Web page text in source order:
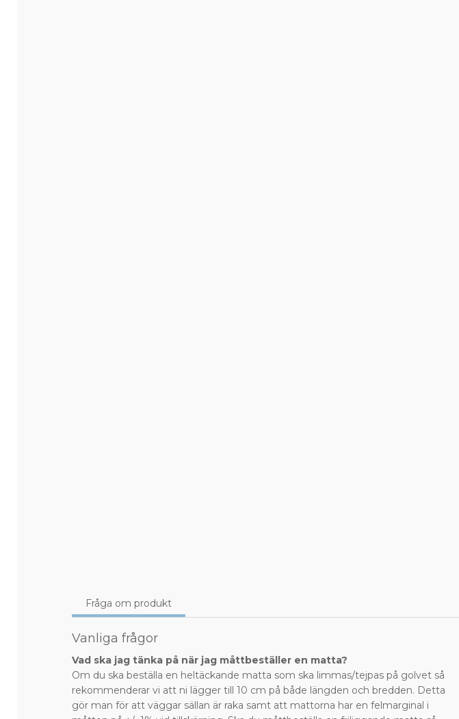
Fråga om produkt
Vanliga frågor
Vad ska jag tänka på när jag måttbeställer en matta?
Om du ska beställa en heltäckande matta som ska limmas/tejpas på golvet så
rekommenderar vi att ni lägger till 10 cm på både längden och bredden. Detta
gör man för att väggar sällan är raka samt att mattorna har en felmarginal i